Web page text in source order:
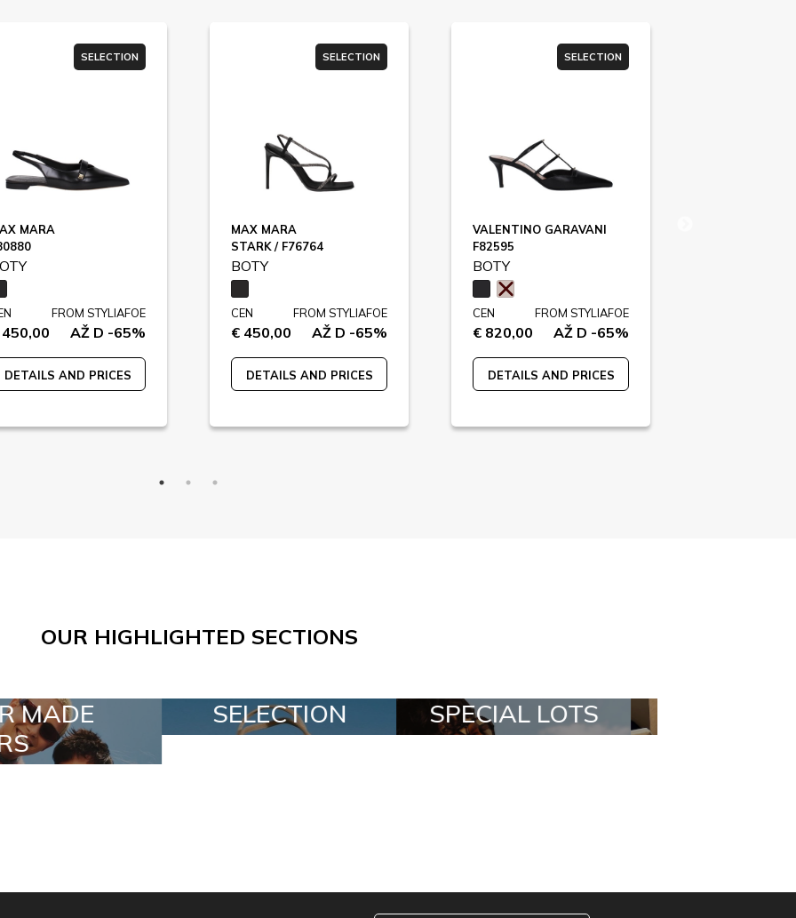
SELECTION
MARA
FROM STYLIAFOE
AŽ D -65%
DETAILS AND PRICES
SELECTION
MAX MARA
STARK / F76764
BOTY
CEN
€ 450,00
FROM STYLIAFOE
AŽ D -65%
DETAILS AND PRICES
SELECTION
VALENTINO GARAVANI
F82595
BOTY
CEN
€ 820,00
FROM STYLIAFOE
AŽ D -65%
DETAILS AND PRICES
OUR HIGHLIGHTED SECTIONS
SPECIAL LOTS ALL IN A BOX